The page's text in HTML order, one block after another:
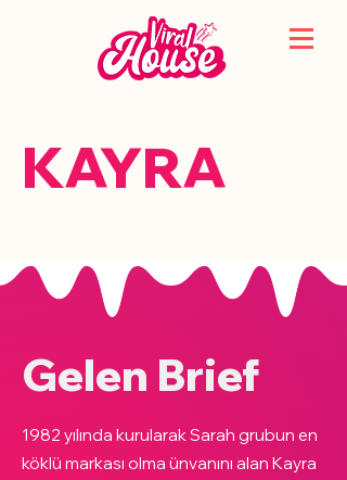
KAYRA
Gelen Brief
1982 yılında kurularak Sarah grubun en
köklü markası olma ünvanını alan Kayra